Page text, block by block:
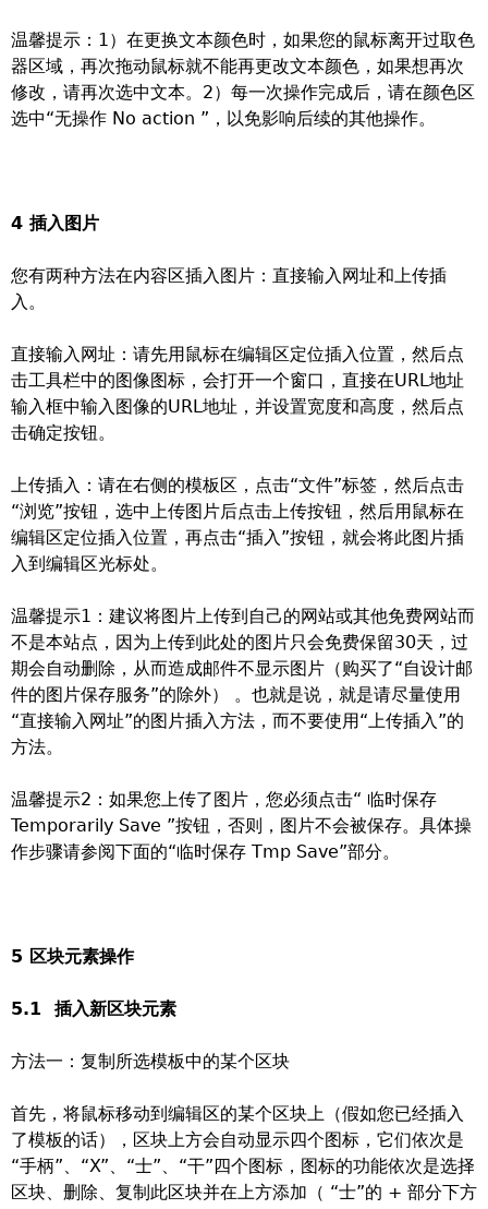
温馨提示：1）在更换文本颜色时，如果您的鼠标离开过取色
器区域，再次拖动鼠标就不能再更改文本颜色，如果想再次
修改，请再次选中文本。2）每一次操作完成后，请在颜色区
选中“无操作 No action ”，以免影响后续的其他操作。
4 插入图片
您有两种方法在内容区插入图片：直接输入网址和上传插
入。
直接输入网址：请先用鼠标在编辑区定位插入位置，然后点
击工具栏中的图像图标，会打开一个窗口，直接在URL地址
输入框中输入图像的URL地址，并设置宽度和高度，然后点
击确定按钮。
上传插入：请在右侧的模板区，点击“文件”标签，然后点击
“浏览”按钮，选中上传图片后点击上传按钮，然后用鼠标在
编辑区定位插入位置，再点击“插入”按钮，就会将此图片插
入到编辑区光标处。
温馨提示1：建议将图片上传到自己的网站或其他免费网站而
不是本站点，因为上传到此处的图片只会免费保留30天，过
期会自动删除，从而造成邮件不显示图片（购买了“自设计邮
件的图片保存服务”的除外） 。也就是说，就是请尽量使用
“直接输入网址”的图片插入方法，而不要使用“上传插入”的
方法。
温馨提示2：如果您上传了图片，您必须点击“ 临时保存
Temporarily Save ”按钮，否则，图片不会被保存。具体操
作步骤请参阅下面的“临时保存 Tmp Save”部分。
5 区块元素操作
5.1 插入新区块元素
方法一：复制所选模板中的某个区块
首先，将鼠标移动到编辑区的某个区块上（假如您已经插入
了模板的话），区块上方会自动显示四个图标，它们依次是
“手柄”、“X”、“士”、“干”四个图标，图标的功能依次是选择
区块、删除、复制此区块并在上方添加（ “士”的 + 部分下方